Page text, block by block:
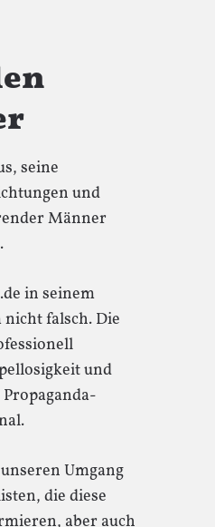
seine
und
Männer
in seinem
nicht falsch. Die
und
Umgang
die diese
aber auch